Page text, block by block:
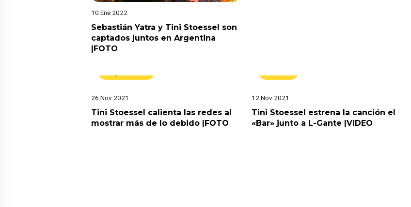
10 Ene 2022
Sebastián Yatra y Tini Stoessel son
captados juntos en Argentina
|FOTO
26 Nov 2021
Tini Stoessel calienta las redes al
mostrar más de lo debido |FOTO
12 Nov 2021
Tini Stoessel estrena la canción el
«Bar» junto a L-Gante |VIDEO